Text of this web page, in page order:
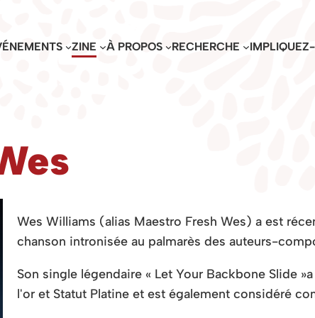
ZINE À PROPOS RECHERCHE
Wes Williams (alias Maestro Fresh Wes) a est
chanson intronisée au palmarès des auteurs-
Son single légendaire « Let Your Backbone Slide »
l'or et Statut Platine et est également considéré